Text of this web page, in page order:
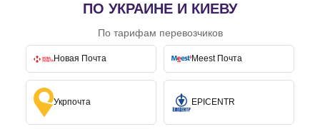
ПО УКРАИНЕ И КИЕВУ
По тарифам перевозчиков
Новая Почта Meest Почта
Укрпочта EPICENTR